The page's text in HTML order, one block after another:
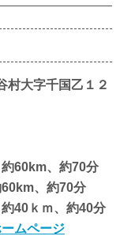
村大字千国乙１２
60km、約70分
、約70分
ｋｍ、約40分
ムページ